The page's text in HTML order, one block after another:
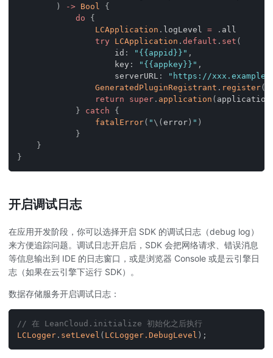
)
-> Bool
{
do
{
LCApplication . logLevel = . all
try LCApplication . default . set (
                    id
: "{{appid}}" ,
                    key
: "{{appkey}}" ,
                    serverURL
:
"https://
GeneratedPluginRegistrant . register(
return
super . application ( application
}
catch
{
fatalError( " \( error ) " )
}
}
}
开启调试日志
在应用开发阶段，你可以选择开启 SDK 的调试日志（debug log）
来方便追踪问题。调试日志开启后，SDK 会把网络请求、错误消息
等信息输出到 IDE 的日志窗口，或是浏览器 Console 或是云引擎日
志（如果在云引擎下运行 SDK）。
数据存储服务开启调试日志：
// 在 LeanCloud.initialize 初始化之后执行
LCLogger . setLevel ( LCLogger.DebugLevel ) ;